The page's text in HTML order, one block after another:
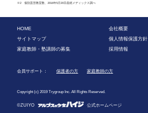
※2 個別直営教室数、2016年5月20日産經メディックス調べ
HOME
会社概要
サイトマップ
個人情報保護方針
家庭教師・塾講師の募集
採用情報
会員サポート： 保護者の方 家庭教師の方
Copyright (c) 2019 Trygroup Inc. All Rights Reserved.
©ZUIYO 公式ホームページ